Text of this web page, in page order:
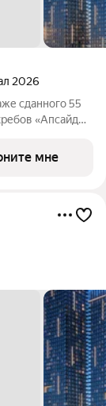
2026
сданного 55
«Апсайд
Кв.4302.
мне